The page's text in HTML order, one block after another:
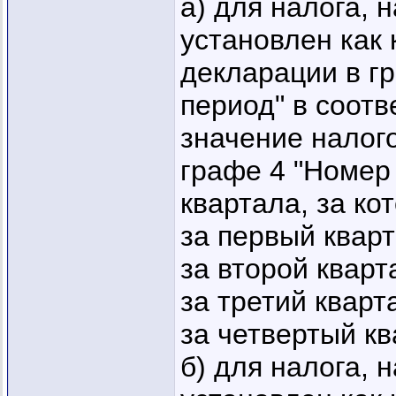
а) для налога,
установлен
декларации в
период" в
значение
графе 4 "Номер
квартала, за
за первый
за второй
за третий
за четвертый
б) для налога,